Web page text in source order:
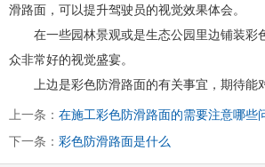
滑路面，可以提升驾驶员的视觉效果体会。
在一些园林景观或是生态公园里边铺装彩
众非常好的视觉盛宴。
上边是彩色防滑路面的有关事宜，期待能
上一条： 在施工彩色防滑路面的需要注意哪些
下一条： 彩色防滑路面是什么